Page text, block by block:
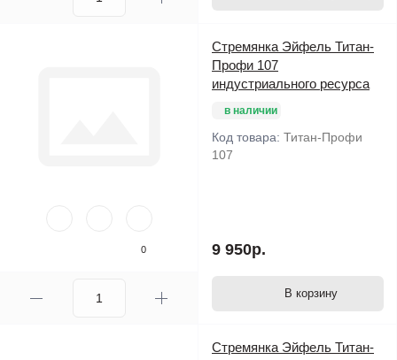
0
Стремянка Эйфель Титан-
Профи 107
индустриального ресурса
в наличии
Код товара: Титан-Профи
107
9 950р.
В корзину
Стремянка Эйфель Титан-